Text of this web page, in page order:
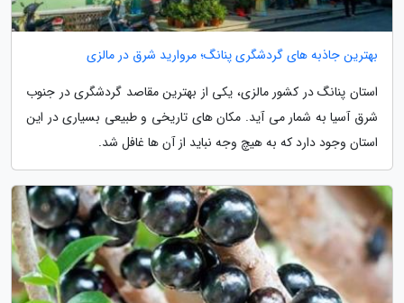
بهترین جاذبه های گردشگری پنانگ؛ مروارید شرق در مالزی
استان پنانگ در کشور مالزی، یکی از بهترین مقاصد گردشگری در جنوب
شرق آسیا به شمار می آید. مکان های تاریخی و طبیعی بسیاری در این
استان وجود دارد که به هیچ وجه نباید از آن ها غافل شد.